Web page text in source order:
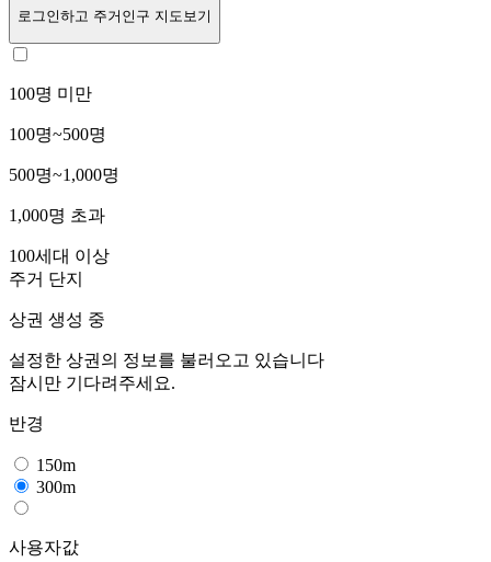
로그인하고 주거인구 지도보기
100명 미만
100명~500명
500명~1,000명
1,000명 초과
100세대 이상
주거 단지
상권 생성 중
설정한 상권의 정보를 불러오고 있습니다
잠시만 기다려주세요.
반경
150m
300m
사용자값